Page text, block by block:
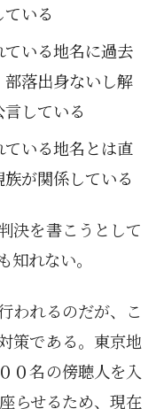
いる
いる地名に過去
落出身ないし解
している
いる地名とは直
が関係している
決を書こうとして
れない。
われるのだが、こ
策である。東京地
０名の傍聴人を入
らせるため、現在